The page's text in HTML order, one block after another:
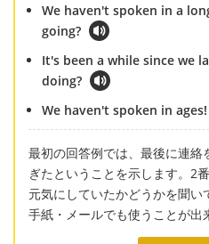
We haven't spoken in a
going?
It's been a while since we
doing?
We haven't spoken in
最初の回答例では、最後に連絡
ぎたということを示します。2
元気にしていたかどうかを聞い
手紙・メールでも使うことが出